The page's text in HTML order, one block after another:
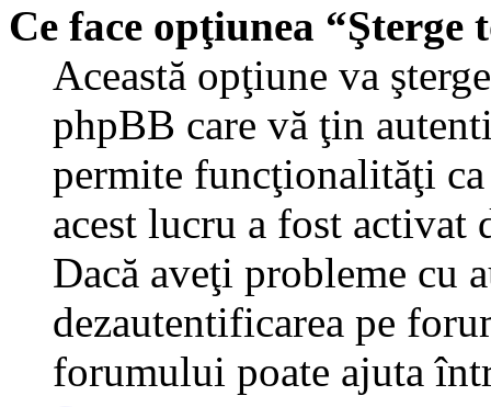
Ce face opţiunea
Această opţiune va
phpBB care vă ţin
permite funcţionalităţi
acest lucru a fost
Dacă aveţi probleme cu
dezautentificarea pe
forumului poate ajuta